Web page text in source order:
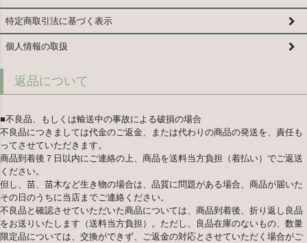
特定商取引法に基づく表示
個人情報の取扱
返品について
■不良品、もしくは輸送中の事故による破損の場合
不良品につきましては代金のご返金、または代わりの商品の発送を、責任も
ってさせていただきます。
商品到着後７日以内にご連絡の上、商品を送料当方負担（着払い）でご返送
ください。
但し、苗、苗木など生き物の場合は、品質に問題がある場合、商品が届いた
その日のうちに当店までご連絡ください。
不良品と確認させていただいた商品については、商品到着後、折り返し良品
をお送りいたします（送料当方負担）。ただし、良品在庫のないもの、数量
限定品については、交換ができず、ご返金の対応とさせていただく場合がご